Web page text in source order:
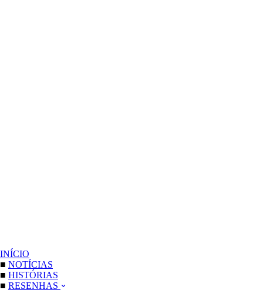
INÍCIO
■ NOTÍCIAS
■ HISTÓRIAS
■ RESENHAS